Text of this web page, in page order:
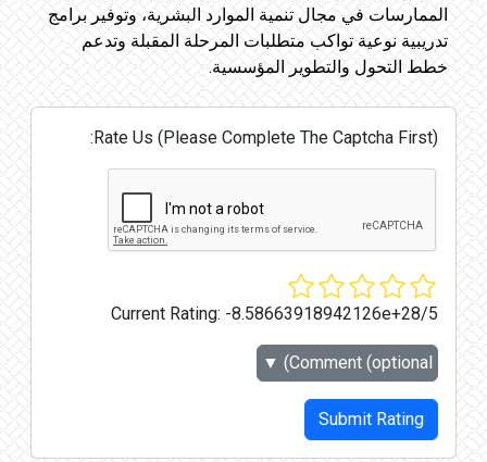
الممارسات في مجال تنمية الموارد البشرية، وتوفير برامج
تدريبية نوعية تواكب متطلبات المرحلة المقبلة وتدعم
خطط التحول والتطوير المؤسسية.
Rate Us (Please Complete The Captcha First):
Current Rating: -8.58663918942126e+28/5
Comment (optional)
▼
Submit Rating